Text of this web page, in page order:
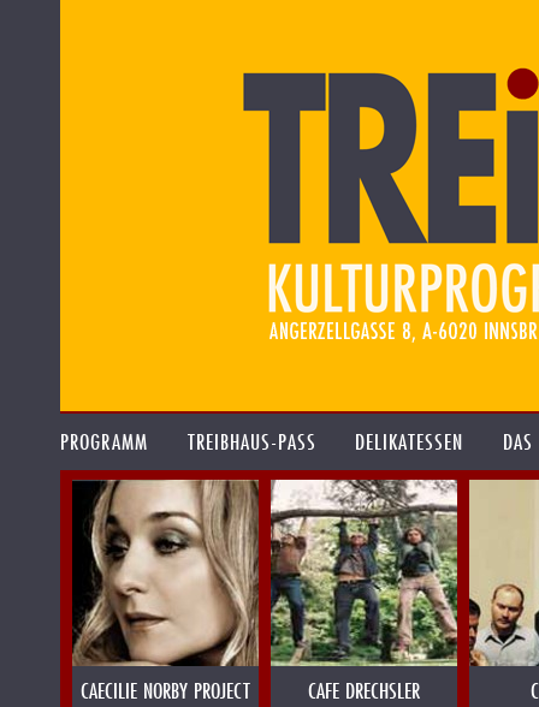
PROGRAMM TREIBHAUS-PASS DELIKATESSEN
CAECILIE NORBY PROJECT CAFE DRECHSLER